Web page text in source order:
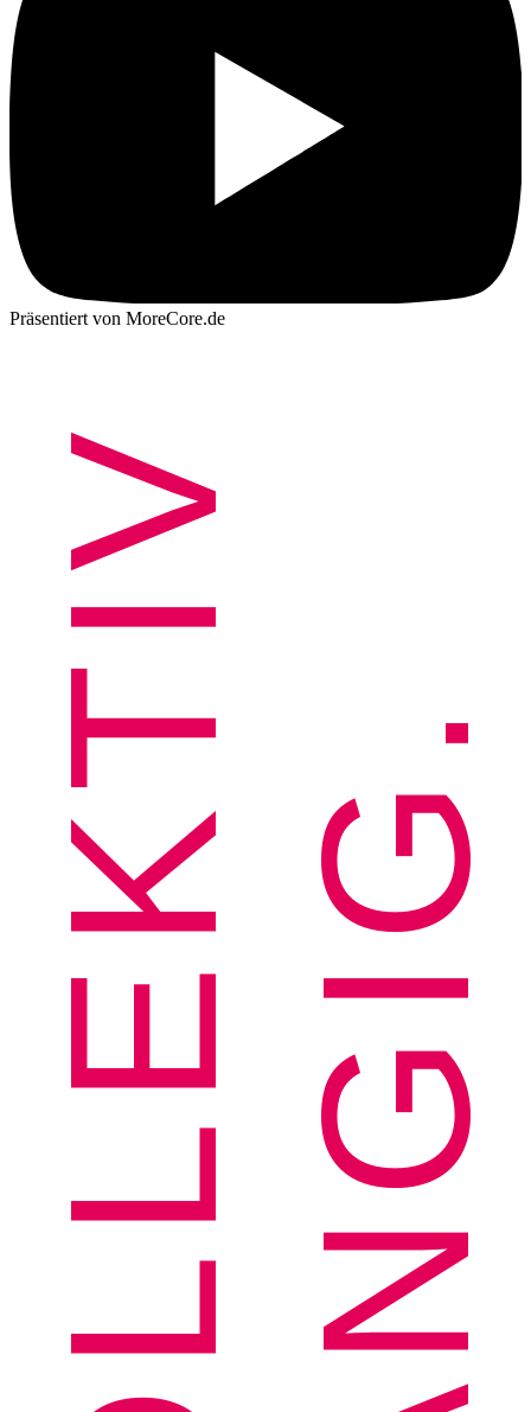
Präsentiert von MoreCore.de